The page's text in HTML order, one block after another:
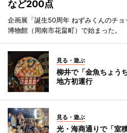
など200点
企画展「誕生50周年 ねずみくんのチ
博物館（周南市花畠町）で始まった。
見る・遊ぶ
柳井で「金魚ちょう
地方初運行
見る・遊ぶ
光・海商通りで「室